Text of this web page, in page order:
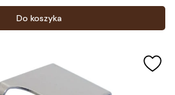
Do koszyka